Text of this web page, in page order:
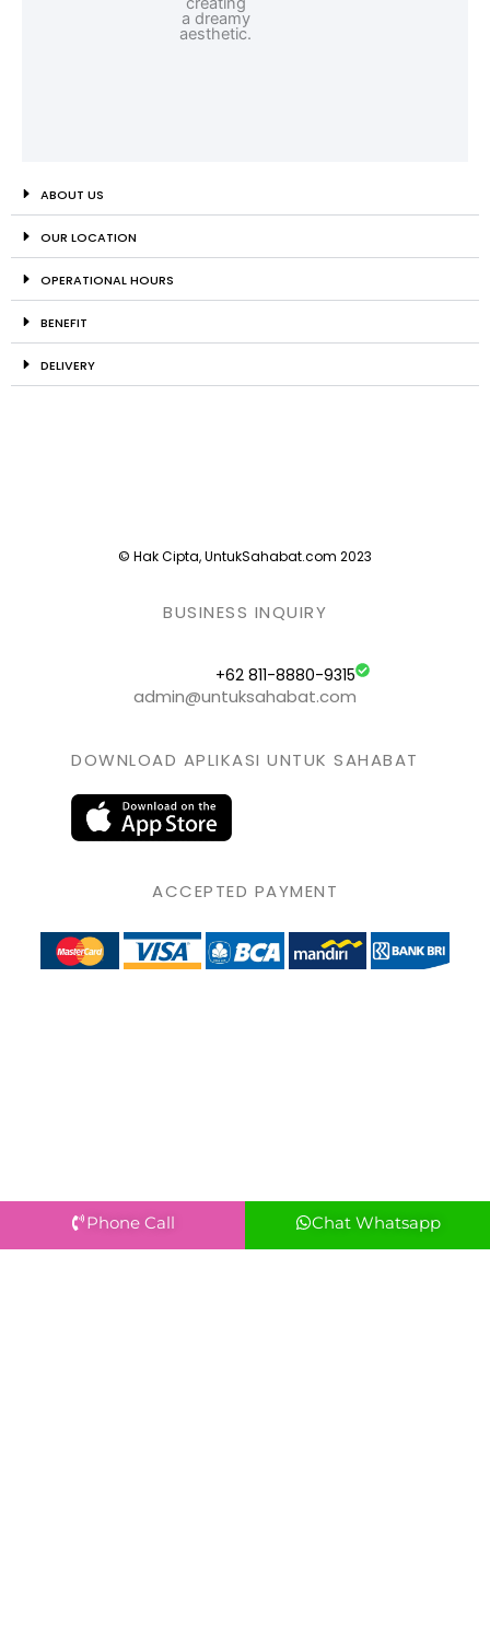
ABOUT US
OUR LOCATION
OPERATIONAL HOURS
BENEFIT
DELIVERY
© Hak Cipta, UntukSahabat.com 2023
BUSINESS INQUIRY
+62 811-8880-9315
admin@untuksahabat.com
DOWNLOAD APLIKASI UNTUK SAHABAT
ACCEPTED PAYMENT
Phone Call Chat Whatsapp